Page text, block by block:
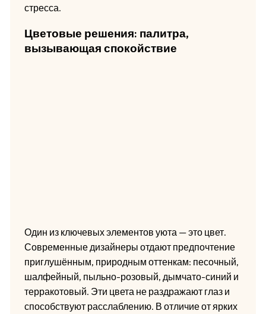
стресса.
Цветовые решения: палитра,
вызывающая спокойствие
Один из ключевых элементов уюта — это цвет.
Современные дизайнеры отдают предпочтение
приглушённым, природным оттенкам: песочный,
шалфейный, пыльно-розовый, дымчато-синий и
терракотовый. Эти цвета не раздражают глаз и
способствуют расслаблению. В отличие от ярких